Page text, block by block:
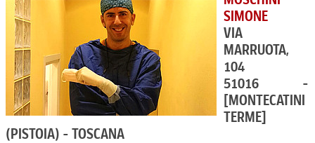
SIMONE
VIA
MARRUOTA,
104
51016 -
[MONTECATINI
TERME]
(PISTOIA) - TOSCANA